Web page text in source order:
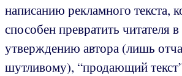
написанию рекламного текста,
способен превратить читателя
утверждению автора (лишь
шутливому), “продающий